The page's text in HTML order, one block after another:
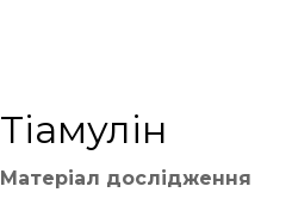
Тіамулін
Матеріал дослідження